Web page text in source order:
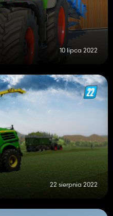
10 lipca 2022
22 sierpnia 2022